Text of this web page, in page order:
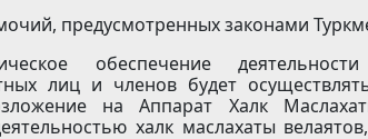
предусмотренных законами
обеспечение
лиц и членов будет
на Аппарат Халк
халк маслахаты